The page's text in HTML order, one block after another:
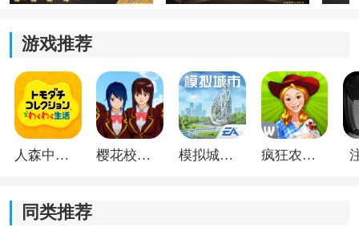
《微星棋牌官方》游戏特色：
游戏推荐
人森中文版 樱花校园模拟器1.048.00中文版 模拟城市我是巿长联机版 疯狂农场3美国派19
同类推荐